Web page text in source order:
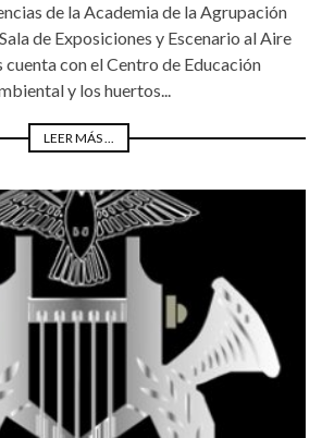
de la Academia de la Agrupación
de Exposiciones y Escenario al Aire
cuenta con el Centro de Educación
y los huertos...
LEER MÁS ...